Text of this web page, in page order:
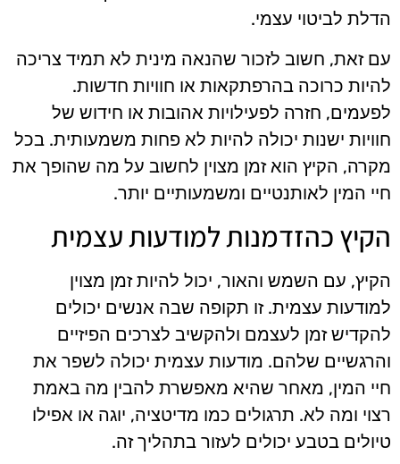
הדלת לביטוי עצמי.
עם זאת, חשוב לזכור שהנאה מינית לא תמיד צריכה
להיות כרוכה בהרפתקאות או חוויות חדשות.
לפעמים, חזרה לפעילויות אהובות או חידוש של
חוויות ישנות יכולה להיות לא פחות משמעותית. בכל
מקרה, הקיץ הוא זמן מצוין לחשוב על מה שהופך את
חיי המין לאותנטיים ומשמעותיים יותר.
הקיץ כהזדמנות למודעות עצמית
הקיץ, עם השמש והאור, יכול להיות זמן מצוין
למודעות עצמית. זו תקופה שבה אנשים יכולים
להקדיש זמן לעצמם ולהקשיב לצרכים הפיזיים
והרגשיים שלהם. מודעות עצמית יכולה לשפר את
חיי המין, מאחר שהיא מאפשרת להבין מה באמת
רצוי ומה לא. תרגולים כמו מדיטציה, יוגה או אפילו
טיולים בטבע יכולים לעזור בתהליך זה.